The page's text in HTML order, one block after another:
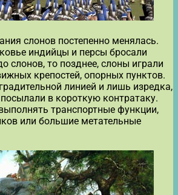
слонов постепенно менялась.
индийцы и персы бросали
слонов, то позднее, слоны играли
крепостей, опорных пунктов.
линией и лишь изредка,
в короткую контратаку.
транспортные функции,
или большие метательные